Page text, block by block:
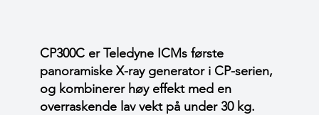
CP300C er Teledyne ICMs første
panoramiske X-ray generator i CP-serien,
og kombinerer høy effekt med en
overraskende lav vekt på under 30 kg.